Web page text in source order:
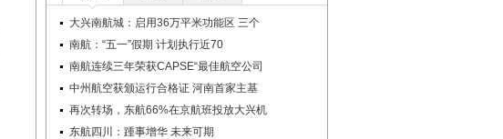
大兴南航城：启用36万平米功能区 三个
南航：“五一”假期 计划执行近70
南航连续三年荣获CAPSE“最佳航空公司
中州航空获颁运行合格证 河南首家主基
再次转场，东航66%在京航班投放大兴机
东航四川：踵事增华 未来可期